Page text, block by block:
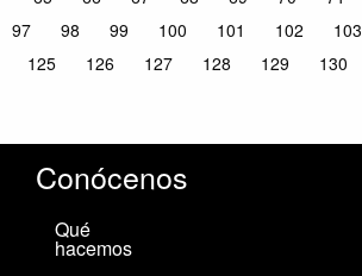
97
98 99 100 101 102 103
125
126 127 128 129 130
Conócenos
Qué
hacemos